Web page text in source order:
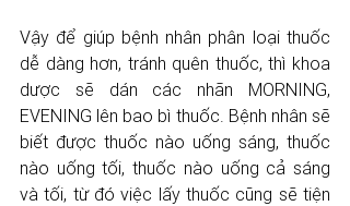
Vậy để giúp bệnh nhân phân loại thuốc
dễ dàng hơn, tránh quên thuốc, thì khoa
dược sẽ dán các nhãn MORNING,
EVENING lên bao bì thuốc. Bệnh nhân sẽ
biết được thuốc nào uống sáng, thuốc
nào uống tối, thuốc nào uống cả sáng
và tối, từ đó việc lấy thuốc cũng sẽ tiện